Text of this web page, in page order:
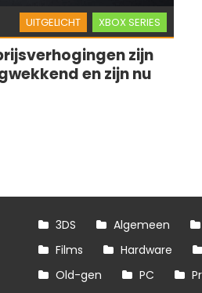
UITGELICHT XBOX SERIES
zijn
en zijn nu
3DS Algemeen
Films
Hardware
Old-gen
PC